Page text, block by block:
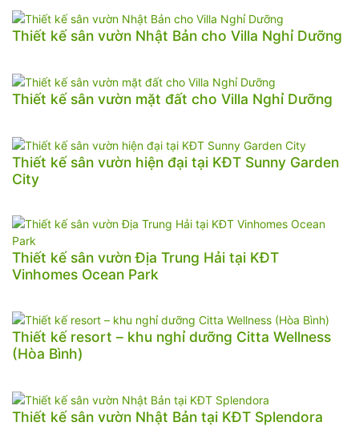
Thiết kế sân vườn Nhật Bản cho Villa Nghỉ Dưỡng
Thiết kế sân vườn mặt đất cho Villa Nghỉ Dưỡng
Thiết kế sân vườn hiện đại tại KĐT Sunny Garden
City
Thiết kế sân vườn Địa Trung Hải tại KĐT
Vinhomes Ocean Park
Thiết kế resort – khu nghỉ dưỡng Citta Wellness
(Hòa Bình)
Thiết kế sân vườn Nhật Bản tại KĐT Splendora